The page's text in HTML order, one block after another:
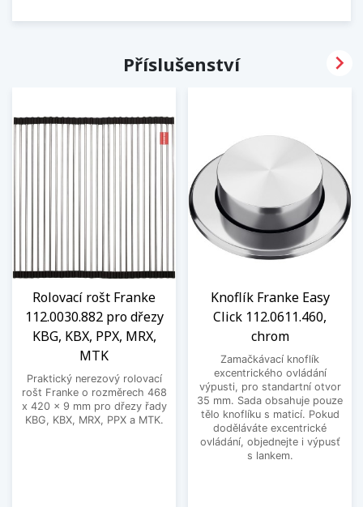
Příslušenství
Rolovací rošt Franke
112.0030.882 pro dřezy
KBG, KBX, PPX, MRX,
MTK
Praktický nerezový rolovací
rošt Franke o rozměrech 468
x 420 x 9 mm pro dřezy řady
KBG, KBX, MRX, PPX a MTK.
Knoflík Franke Easy
Click 112.0611.460,
chrom
Zamačkávací knoflík
excentrického ovládání
výpusti, pro standartní otvor
35 mm. Sada obsahuje pouze
tělo knoflíku s maticí. Pokud
doděláváte excentrické
ovládání, objednejte i výpusť
s lankem.
